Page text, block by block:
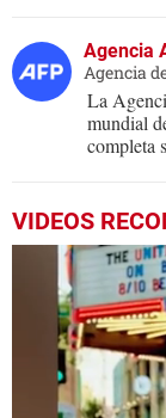
Agencia
Agencia
La
mundial
completa
VIDEOS